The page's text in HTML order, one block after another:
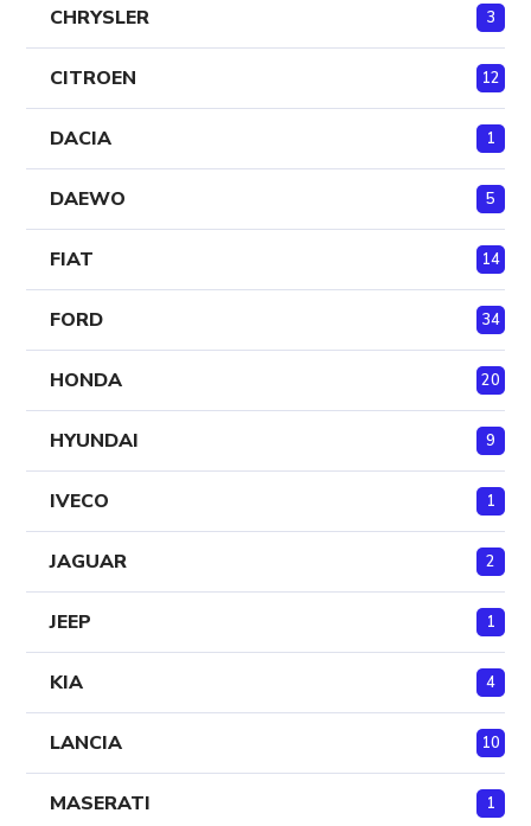
CHRYSLER 3
CITROEN 12
DACIA 1
DAEWO 5
FIAT 14
FORD 34
HONDA 20
HYUNDAI 9
IVECO 1
JAGUAR 2
JEEP 1
KIA 4
LANCIA 10
MASERATI 1